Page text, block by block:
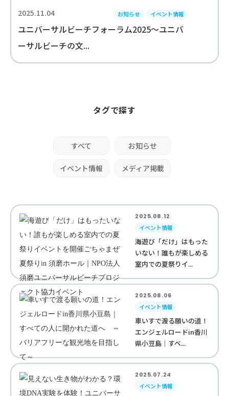
2025.11.04 お知らせ イベント情報
ユニバーサルビーチフォーラム2025～ユニバ
ーサルビーチの文...
タグで探す
すべて お知らせ
イベント情報 メディア掲載
2025.08.12
イベント情報
海遊び「だけ」はもった
いない！誰もが楽しめる
室内での夏祭りイ...
2025.08.06
イベント情報
車いすで渡る願いの道！
エンジェルロードin香川
県小豆島｜すべ...
2025.07.24
イベント情報